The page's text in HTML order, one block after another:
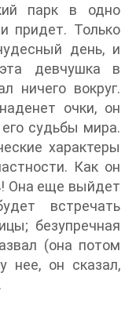
парк в одно
придет. Только
день, и
девчушка в
ничего вокруг.
очки, он
судьбы мира.
характеры
Как он
Она еще выйдет
встречать
безупречная
(она потом
нее, он сказал,